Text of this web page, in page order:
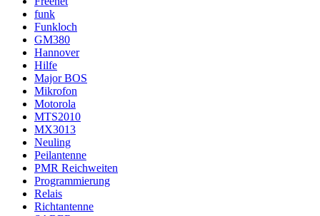
funk
Funkloch
GM380
Hannover
Hilfe
Major BOS
Mikrofon
Motorola
MTS2010
MX3013
Neuling
Peilantenne
PMR Reichweiten
Programmierung
Relais
Richtantenne